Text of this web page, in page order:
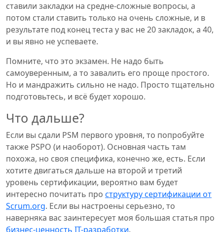
ставили закладки на средне-сложные вопросы, а
потом стали ставить только на очень сложные, и в
результате под конец теста у вас не 20 закладок, а 40,
и вы явно не успеваете.
Помните, что это экзамен. Не надо быть
самоуверенным, а то завалить его проще простого.
Но и мандражить сильно не надо. Просто тщательно
подготовьтесь, и всё будет хорошо.
Что дальше?
Если вы сдали PSM первого уровня, то попробуйте
также PSPO (и наоборот). Основная часть там
похожа, но своя специфика, конечно же, есть. Если
хотите двигаться дальше на второй и третий
уровень сертификации, вероятно вам будет
интересно почитать про структуру сертификации от
Scrum.org. Если вы настроены серьезно, то
наверняка вас заинтересует моя большая статья про
бизнес-ценность IT-разработки.